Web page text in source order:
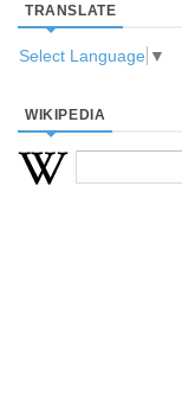
TRANSLATE
Select Language ▼
WIKIPEDIA